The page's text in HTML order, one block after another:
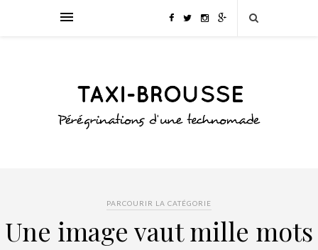
PARCOURIR LA CATÉGORIE
Une image vaut mille mots